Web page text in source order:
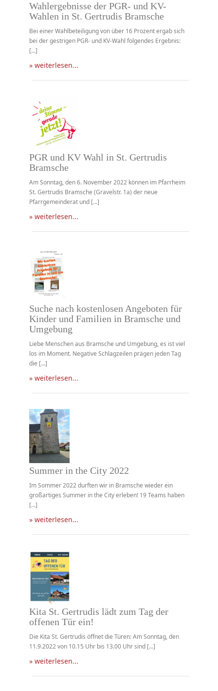
Wahlergebnisse der PGR- und KV-
Wahlen in St. Gertrudis Bramsche
Bei einer Wahlbeteiligung von über 16 Prozent ergab sich
bei der gestrigen PGR- und KV-Wahl folgendes Ergebnis:
[...]
» weiterlesen...
PGR und KV Wahl in St. Gertrudis
Bramsche
Am Sonntag, den 6. November 2022 können im Pfarrheim
St. Gertrudis Bramsche (Gravelstr. 1a) der neue
Pfarrgemeinderat und [...]
» weiterlesen...
Suche nach kostenlosen Angeboten für
Kinder und Familien in Bramsche und
Umgebung
Liebe Menschen aus Bramsche und Umgebung, es ist viel
los im Moment. Negative Schlagzeilen prägen jeden Tag
die [...]
» weiterlesen...
Summer in the City 2022
Im Sommer 2022 durften wir in Bramsche wieder ein
großartiges Summer in the City erleben! 19 Teams haben
[...]
» weiterlesen...
Kita St. Gertrudis lädt zum Tag der
offenen Tür ein!
Die Kita St. Gertrudis öffnet die Türen: Am Sonntag, den
11.9.2022 von 10.15 Uhr bis 13.00 Uhr sind [...]
» weiterlesen...